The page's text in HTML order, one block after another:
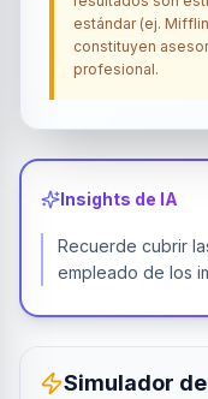
estándar (ej.
constituyen
profesional.
Insights de IA
Recuerde cubrir
empleado de los
Simulador